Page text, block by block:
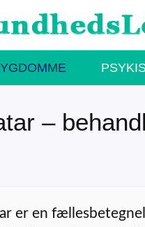
–
er en